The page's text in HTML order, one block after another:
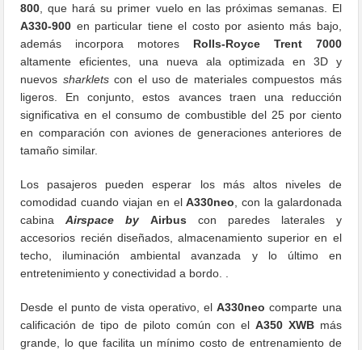
800 , que hará su primer vuelo en las próximas semanas. El
A330-900 en particular tiene el costo por asiento más bajo,
además incorpora motores Rolls-Royce Trent 7000
altamente eficientes, una nueva ala optimizada en 3D y
nuevos sharkletscon el uso de materiales compuestos más
ligeros. En conjunto, estos avances traen una reducción
significativa en el consumo de combustible del 25 por ciento
en comparación con aviones de generaciones anteriores de
tamaño similar.
Los pasajeros pueden esperar los más altos niveles de
comodidad cuando viajan en elA330neo , con la galardonada
cabinaAirspace by Airbus con paredes laterales y
accesorios recién diseñados, almacenamiento superior en el
techo, iluminación ambiental avanzada y lo último en
entretenimiento y conectividad a bordo. .
Desde el punto de vista operativo, elA330neo comparte una
calificación de tipo de piloto común con el A350 XWBmás
grande, lo que facilita un mínimo costo de entrenamiento de